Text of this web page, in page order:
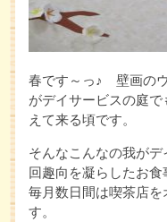
春です～っ♪ 壁画の
がデイサービスの庭
えて来る頃です。
そんなこんなの我が
回趣向を凝らしたお食
毎月数日間は喫茶店
す。